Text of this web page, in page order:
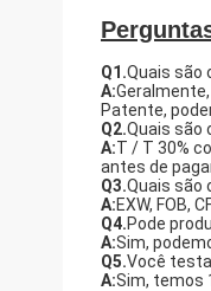
Q1.Quais são
A:
Patente,
Q2.Quais são
A:T / T 30%
antes de
Q3.Quais são
A:EXW, FOB,
Q4.Pode
A:Sim,
Q5.Você
A:Sim, temos